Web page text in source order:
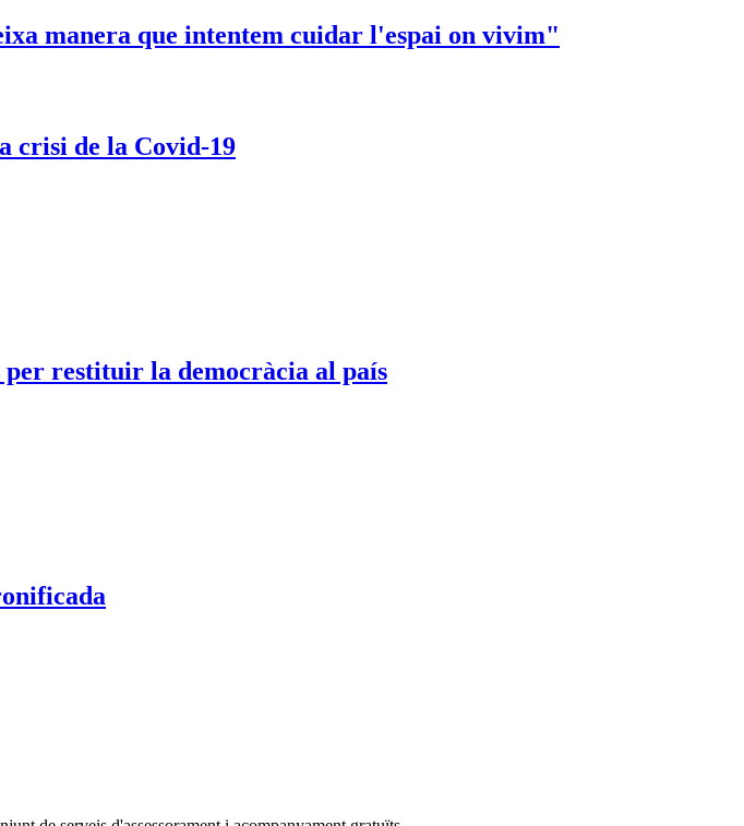
manera que intentem cuidar l'espai on vivim"
crisi de la Covid-19
per restituir la democràcia al país